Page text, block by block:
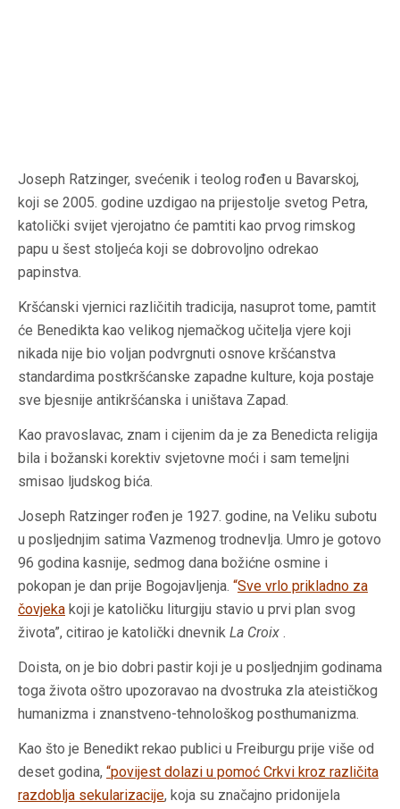
Joseph Ratzinger, svećenik i teolog rođen u Bavarskoj,
koji se 2005. godine uzdigao na prijestolje svetog Petra,
katolički svijet vjerojatno će pamtiti kao prvog rimskog
papu u šest stoljeća koji se dobrovoljno odrekao
papinstva.
Kršćanski vjernici različitih tradicija, nasuprot tome, pamtit
će Benedikta kao velikog njemačkog učitelja vjere koji
nikada nije bio voljan podvrgnuti osnove kršćanstva
standardima postkršćanske zapadne kulture, koja postaje
sve bjesnije antikršćanska i uništava Zapad.
Kao pravoslavac, znam i cijenim da je za Benedicta religija
bila i božanski korektiv svjetovne moći i sam temeljni
smisao ljudskog bića.
Joseph Ratzinger rođen je 1927. godine, na Veliku subotu
u posljednjim satima Vazmenog trodnevlja. Umro je gotovo
96 godina kasnije, sedmog dana božićne osmine i
pokopan je dan prije Bogojavljenja. “Sve vrlo prikladno za
čovjeka koji je katoličku liturgiju stavio u prvi plan svog
života”, citirao je katolički dnevnik La Croix .
Doista, on je bio dobri pastir koji je u posljednjim godinama
toga života oštro upozoravao na dvostruka zla ateističkog
humanizma i znanstveno-tehnološkog posthumanizma.
Kao što je Benedikt rekao publici u Freiburgu prije više od
deset godina, “povijest dolazi u pomoć Crkvi kroz različita
razdoblja sekularizacije, koja su značajno pridonijela